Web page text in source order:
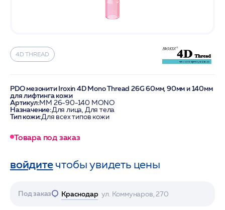
4D THREAD
PDO мезонити Iroxin 4D Mono Thread 26G 60мм, 90мм и 140мм
для лифтинга кожи
Артикул:МM 26-90-140 MONO
Назначение:Для лица, Для тела
Тип кожи:Для всех типов кожи
Товара под заказ
войдитечтобы увидеть цены
Под заказ Краснодар ул. Коммунаров, 270